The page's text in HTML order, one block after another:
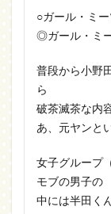
○ガール・ミ
◎ガール・ミ
普段から小野
ら
破茶滅茶な内
あ、元ヤンと
女子グループ
モブの男子の
中には半田く